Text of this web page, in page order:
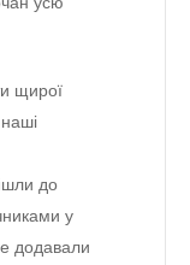
щирої
до
у
додавали